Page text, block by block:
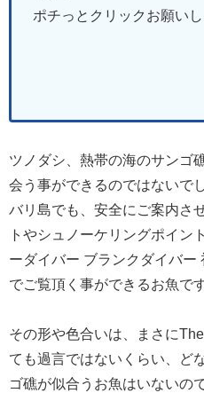
ポチっとクリックお願い
ツノダシ、熱帯の海のサンゴ
会う事ができるのではないで
バリ島でも、安全にご案内さ
トやシュノーケリングポイン
ーダイバー ブランクダイバ
でご覧頂く事ができるお魚です
その形や色合いは、まさに
ても過言ではないくらい、ど
ゴ礁が似合うお魚はいないの